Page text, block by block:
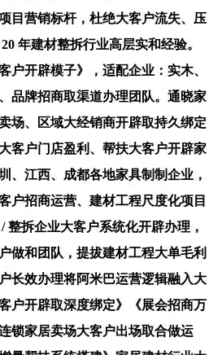
目营销标杆，杜绝大客户流失、压
年建材整拆行业高层实和经验。
户开辟模子》，适配企业：实木、
品牌招商取渠道办理团队。通晓家
场、区域大经销商开辟取持久绑定
客户门店盈利、帮扶大客户开辟家
、江西、成都各地家具制制企业，
户招商运营、建材工程尺度化项目
整拆企业大客户系统化开辟办理，
做和团队，提拔建材工程大单毛利
长效办理将阿米巴运营逻辑融入大
户开辟取深度绑定》《展会招商万
锁家居卖场大客户出场取合做运